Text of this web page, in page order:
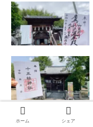
ホーム シェア